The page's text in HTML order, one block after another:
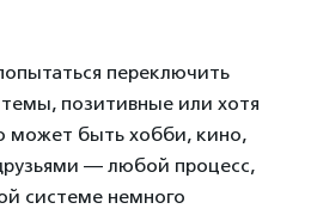
переключить
позитивные или хотя
может быть хобби, кино,
— любой процесс,
системе немного